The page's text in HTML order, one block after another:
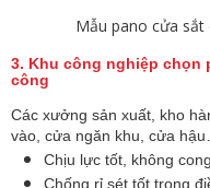
Mẫu pano cửa
3. Khu công nghiệp chọn
công
Các xưởng sản xuất, kho
vào, cửa ngăn khu, cửa
Chịu lực tốt, không
Chống rỉ sét tốt trong